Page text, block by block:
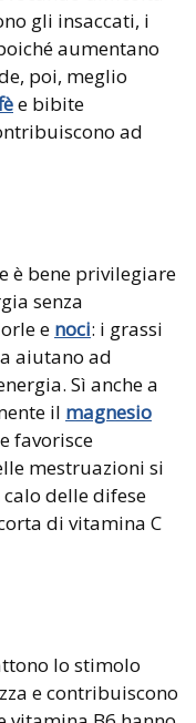
gli insaccati, i
aumentano
poi, meglio
e bibite
ad
è bene privilegiare
senza
e noci: i grassi
aiutano ad
Sì anche a
il magnesio
favorisce
mestruazioni si
delle difese
di vitamina C
lo stimolo
e contribuiscono